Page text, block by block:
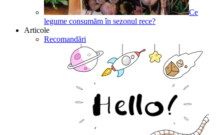
Ce
legume consumăm în sezonul rece?
Articole
Recomandări